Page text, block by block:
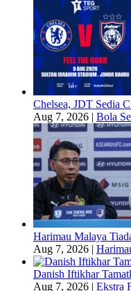
Chelsea, JDT Sedia
Aug 7, 2026 | Bola
Harimau Malaya
Aug 7, 2026 |
Danish Iftikhar
Aug 7, 2026 | Ekstra